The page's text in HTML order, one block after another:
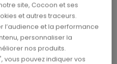
nous vous proposons
performantes et
plus petits comme des
santé familles
site, Cocoon et ses
et autres traceurs.
l’audience et la performance
personnaliser la
nos produits.
vous pouvez indiquer vos